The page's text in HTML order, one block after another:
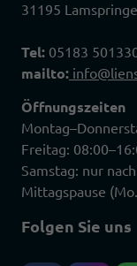
31195 Lamspringe
Tel: 05183
mailto:
Öffnungszeiten
Freitag:
Samstag: nur
Mittagspause
Folgen Sie uns